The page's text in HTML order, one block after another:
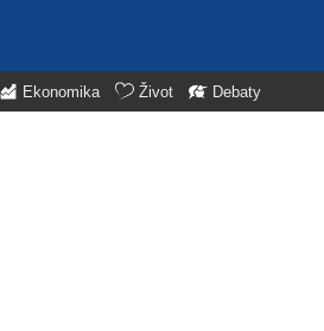
Ekonomika Život Debaty